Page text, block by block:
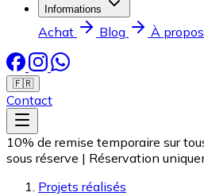
Informations
Achat Blog À
🇫🇷
Contact
10% de remise temporaire sur
sous réserve | Réservation
Projets réalisés